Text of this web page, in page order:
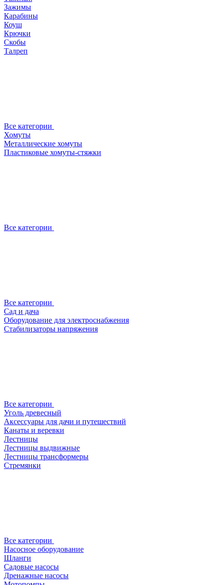
Зажимы
Карабины
Коуш
Крючки
Скобы
Талреп
Все категории
Хомуты
Металлические хомуты
Пластиковые хомуты-стяжки
Все категории
Все категории
Сад и дача
Оборудование для электроснабжения
Стабилизаторы напряжения
Все категории
Уголь древесный
Аксессуары для дачи и путешествий
Канаты и веревки
Лестницы
Лестницы выдвижные
Лестницы трансформеры
Стремянки
Все категории
Насосное оборудование
Шланги
Садовые насосы
Дренажные насосы